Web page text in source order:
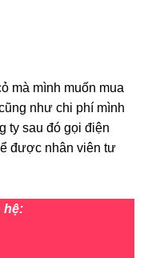
mà mình muốn mua
như chi phí mình
ty sau đó gọi điện
được nhân viên tư
hệ: